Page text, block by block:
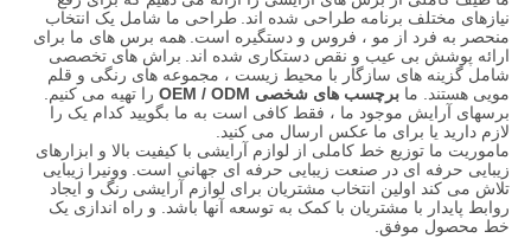
نیازهای مختلف برنامه طراحی شده اند. طراحی ما شامل یک انتخاب
منحصر به فرد از مو ، فروس و دستگیره است. همه برس های ما برای
ارائه پوشش بی عیب و نقص دستکاری شده اند. براش های تخصصی
شامل گزینه های سازگار با محیط زیست ، مجموعه های رنگی و قلم
مویی هستند. ما برچسب های شخصی OEM / ODM
را تهیه می کنیم.
برسهای آرایش موجود ما ، فقط کافی است به ما بگویید کدام یک را
لازم دارید یا برای ما عکس ارسال می کنید.
ماموریت ما توزیع خط کاملی از لوازم آرایشی با کیفیت بالا و ابزارهای
زیبایی حرفه ای در صنعت زیبایی حرفه ای جهانی است. وونیرا زیبایی
تلاش می کند اولین انتخاب مشتریان برای لوازم آرایشی رنگ و ایجاد
روابط پایدار با مشتریان با کمک به توسعه آنها باشد. و راه اندازی یک
خط محصول موفق.